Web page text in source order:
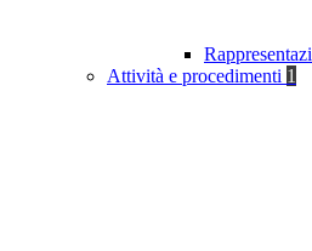
Attività e procedimenti 1